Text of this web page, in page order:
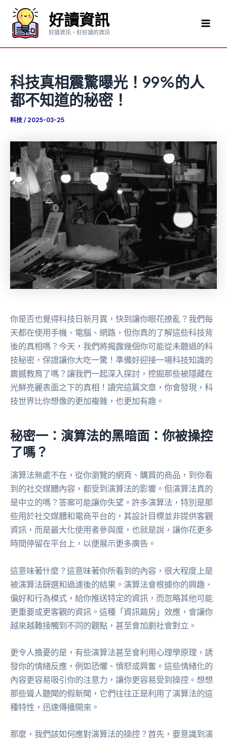
要
好讀資訊
好讀資訊，好好讀的資訊
科技真相震驚曝光！99%的人
都不知道的秘密！
科技 / 2025-03-25
你是否也覺得科技日新月異，快到讓你眼花撩亂？我們每
天都在使用手機、電腦、網路，但你真的了解這些科技背
後的真相嗎？今天，我們將揭露幾個你可能從未聽過的科
技秘密，保證讓你大吃一驚！準備好迎接一場科技知識的
震撼教育了嗎？讓我們一起深入探討，挖掘那些被隱藏在
光鮮亮麗表面之下的真相！讀完這篇文章，你會發現，科
技世界比你想像的更加複雜，也更加有趣。
秘密一：演算法的黑暗面：你被操控
了嗎？
演算法無處不在，從你瀏覽的網頁、購買的商品，到你看
到的社交媒體內容，都受到演算法的影響。但演算法真的
是中立的嗎？答案可能讓你失望。許多演算法，特別是那
些用於社交媒體和電商平台的，其設計目標並非提供客觀
資訊，而是最大化使用者參與度，也就是說，讓你花更多
時間停留在平台上，以便展示更多廣告。
這意味著什麼？這意味著你所看到的內容，很大程度上是
被演算法篩選和過濾後的結果。演算法會根據你的興趣、
偏好和行為模式，給你推送特定的資訊，而忽略其他可能
更重要或更客觀的資訊。這種「資訊繭房」效應，會讓你
越來越難接觸到不同的觀點，甚至會加劇社會對立。
更令人擔憂的是，有些演算法甚至會利用心理學原理，誘
發你的情緒反應，例如恐懼、憤怒或興奮。這些情緒化的
內容更容易吸引你的注意力，讓你更容易受到操控。想想
那些聳人聽聞的假新聞，它們往往正是利用了演算法的這
種特性，迅速傳播開來。
那麼，我們該如何應對演算法的操控？首先，要意識到演